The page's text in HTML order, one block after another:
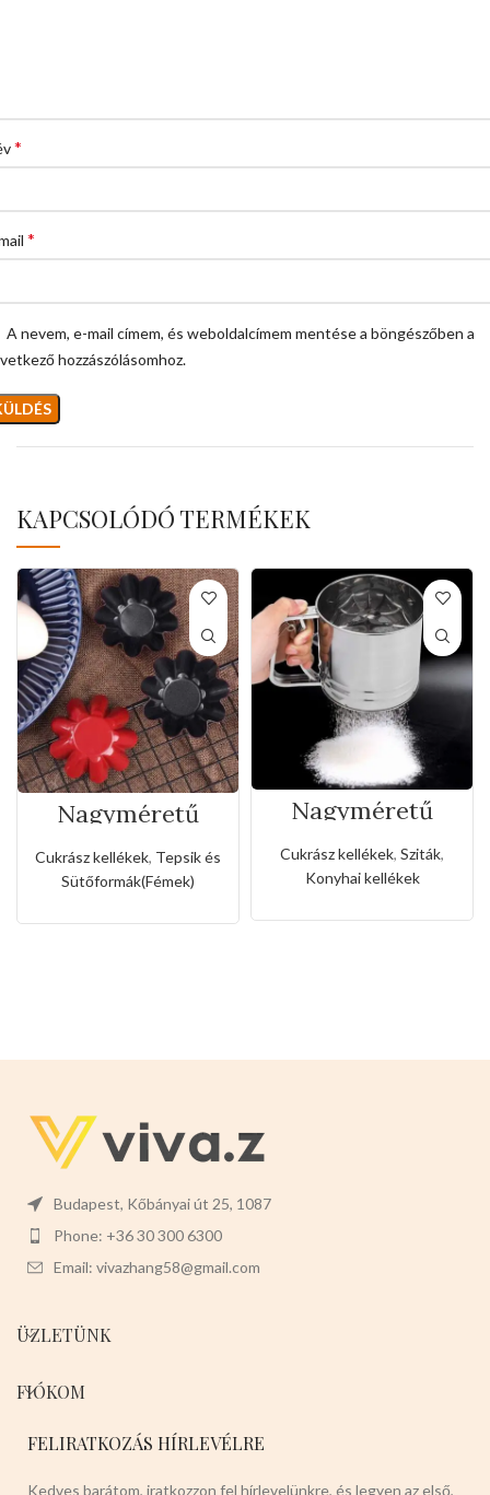
*
*
A nevem, e-mail címem, és weboldalcímem mentése a böngészőben a
hozzászólásomhoz.
KAPCSOLÓDÓ TERMÉKEK
Nagyméretű
rozsda- és
tapadásmentes
muffin forma
Cukrász kellékek, Tepsik és
Sütőformák(Fémek)
Nagyméretű
rozsdamentes
liszt,porcukor
szóró
Cukrász kellékek, Sziták,
Konyhai kellékek
Budapest, Kőbányai út 25, 1087
Phone: +36 30 300 6300
Email: vivazhang58@gmail.com
ÜZLETÜNK
FIÓKOM
FELIRATKOZÁS HÍRLEVÉLRE
Kedves barátom, iratkozzon fel hírlevelünkre, és legyen az első,